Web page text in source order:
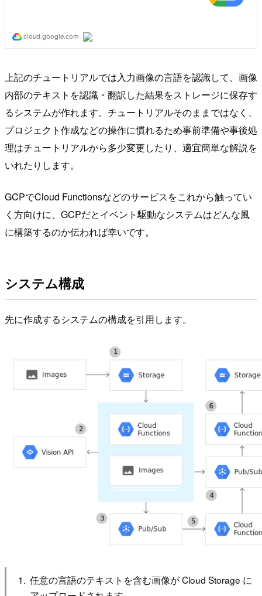
上記のチュートリアルでは入力画像の言語を認識して、画像
内部のテキストを認識・翻訳した結果をストレージに保存す
るシステムが作れます。チュートリアルそのままではなく、
プロジェクト作成などの操作に慣れるため事前準備や事後処
理はチュートリアルから多少変更したり、適宜簡単な解説を
いれたりします。
GCPでCloud Functionsなどのサービスをこれから触ってい
く方向けに、GCPだとイベント駆動なシステムはどんな風
に構築するのか伝われば幸いです。
システム構成
先に作成するシステムの構成を引用します。
任意の言語のテキストを含む画像が Cloud Storage に